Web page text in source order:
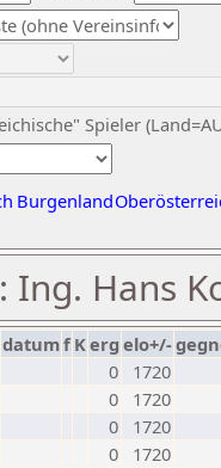
Spieler
Burgenland
Ing. Hans
datumf Kerg elo+/-
0
1720
0
1720
0
1720
0
1720